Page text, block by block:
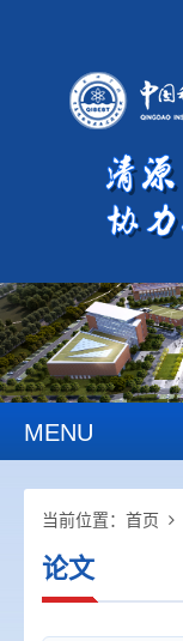
MENU
当前位置： 首页
论文